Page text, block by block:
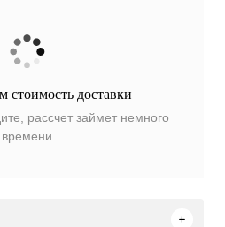
стоимость доставки
рассчет займет немного
времени